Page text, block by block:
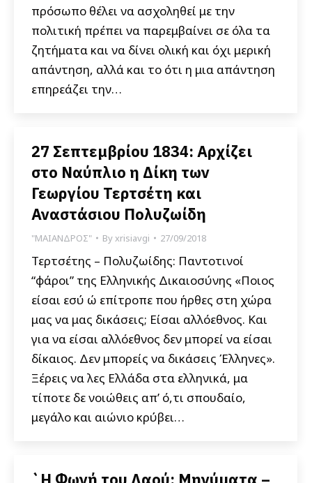
πρόσωπο θέλει να ασχοληθεί με την
πολιτική πρέπει να παρεμβαίνει σε όλα τα
ζητήματα και να δίνει ολική και όχι μερική
απάντηση, αλλά και το ότι η μια απάντηση
επηρεάζει την…
27 Σεπτεμβρίου 1834: Αρχίζει
στο Ναύπλιο η Δίκη των
Γεωργίου Τερτσέτη και
Αναστάσιου Πολυζωίδη
"ΜΑΙΑΝΔΡΟΣ" Byxrisiavgi 27/09/2018
Τερτσέτης – Πολυζωίδης: Παντοτινοί
“φάροι” της Ελληνικής Δικαιοσύνης «Ποιος
είσαι εσύ ώ επίτροπε που ήρθες στη χώρα
μας να μας δικάσεις; Είσαι αλλόεθνος. Και
για να είσαι αλλόεθνος δεν μπορεί να είσαι
δίκαιος. Δεν μπορείς να δικάσεις Έλληνες».
Ξέρεις να λες Ελλάδα στα ελληνικά, μα
τίποτε δε νοιώθεις απ’ ό,τι σπουδαίο,
μεγάλο και αιώνιο κρύβει…